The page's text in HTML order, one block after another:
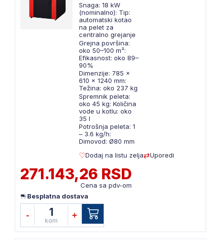
Snaga: 18 kW
(nominalno): Tip:
automatski kotao
na pelet za
centralno grejanje
Grejna površina:
oko 50–100 m²:
Efikasnost: oko 89–
90%
Dimenzije: 785 ×
610 × 1240 mm:
Težina: oko 237 kg
Spremnik peleta:
oko 45 kg: Količina
vode u kotlu: oko
35 l
Potrošnja peleta: 1
– 3.6 kg/h:
Dimovod: Ø80 mm
Dodaj na listu zelja
Uporedi
271.143,26 RSD
Cena sa pdv-om
Besplatna dostava
- 1
kom
+